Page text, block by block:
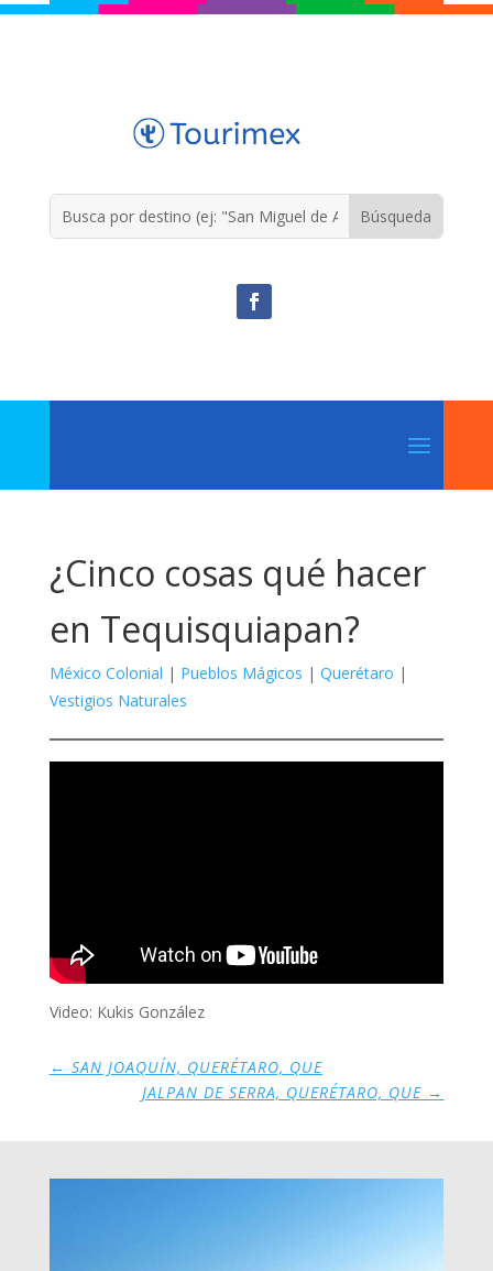
¿Cinco cosas qué hacer
en Tequisquiapan?
México Colonial | Pueblos Mágicos | Querétaro |
Vestigios Naturales
Video: Kukis González
← SAN JOAQUÍN, QUERÉTARO, QUE
JALPAN DE SERRA, QUERÉTARO, QUE →